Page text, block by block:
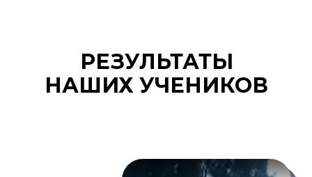
РЕЗУЛЬТАТЫ
НАШИХ УЧЕНИКОВ